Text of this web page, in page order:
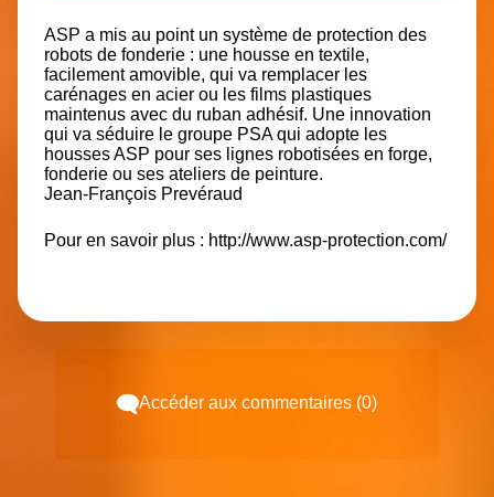
ASP a mis au point un système de protection des
robots de fonderie : une housse en textile,
facilement amovible, qui va remplacer les
carénages en acier ou les films plastiques
maintenus avec du ruban adhésif. Une innovation
qui va séduire le groupe PSA qui adopte les
housses ASP pour ses lignes robotisées en forge,
fonderie ou ses ateliers de peinture.
Jean-François Prevéraud
Pour en savoir plus : http://www.asp-protection.com/
Accéder aux commentaires (0)